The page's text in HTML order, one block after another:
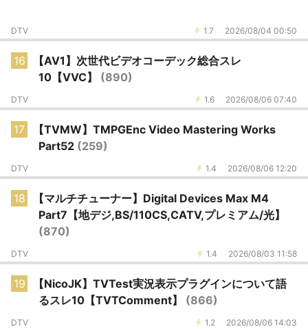
1.7 2026/08/04 00:50
DTV
16
【AV1】次世代ビデオコーデック総合スレ
10【VVC】 (890)
1.6 2026/08/06 07:40
DTV
17
【TVMW】TMPGEnc Video Mastering Works
Part52 (259)
1.4 2026/08/06 12:20
DTV
18
【マルチチューナー】Digital Devices Max M4
Part7【地デジ,BS/110CS,CATV,プレミアム/光】
(870)
1.4 2026/08/03 11:58
DTV
19
【NicoJK】TVTest実況表示プラグインについて語
るスレ10【TVTComment】 (866)
1.2 2026/08/06 14:03
DTV